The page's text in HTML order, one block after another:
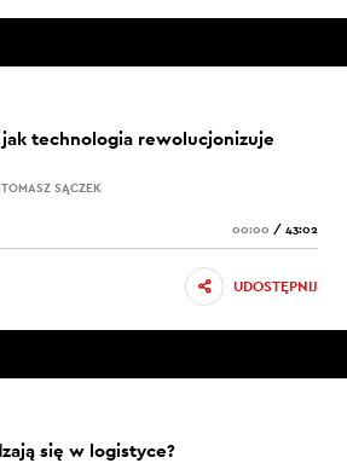
jak technologia rewolucjonizuje
SĄCZEK
00:00 / 43:02
UDOSTĘPNIJ
się w logistyce?